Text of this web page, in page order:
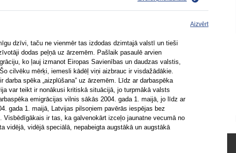
Aizvērt
dzīvi, taču ne vienmēr tas izdodas dzimtajā valstī un tieši
dodas peļņā uz ārzemēm. Pašlaik pasaulē arvien
ko ļauj izmanot Eiropas Savienības un daudzas valstis,
cilvēku mērķi, iemesli kādēļ viņi aizbrauc ir visdažādākie.
spēka „aizplūšana” uz ārzemēm. Līdz ar darbaspēka
var teikt ir nonākusi kritiskā situācijā, jo turpmākā valsts
emigrācijas vilnis sākās 2004. gada 1. maijā, jo līdz ar
gada 1. maijā, Latvijas pilsoņiem pavērās iespējas bez
ir tas, ka galvenokārt izceļo jaunatne vecumā no
vidējā, vidējā speciālā, nepabeigta augstākā un augstākā